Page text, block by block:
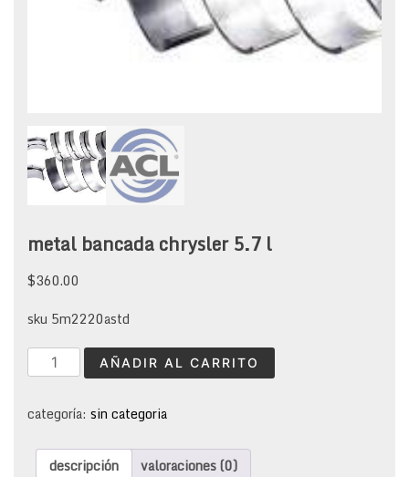
metal bancada chrysler 5.7 l
$360.00
sku 5m2220astd
metal
bancada
5.7
cantidad
AÑADIR AL CARRITO
categoría: sin categoria
descripción valoraciones (0)